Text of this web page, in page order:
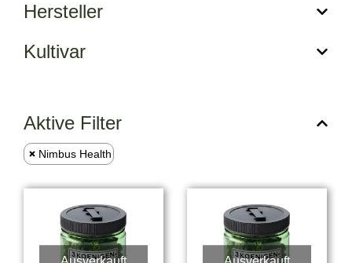
Hersteller
Kultivar
Aktive Filter
Nimbus Health